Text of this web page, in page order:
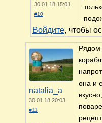
30.01.18 15:01
#10
Войдите, чтобы
natalia_a
30.01.18 20:03
#11
Рядом
она и